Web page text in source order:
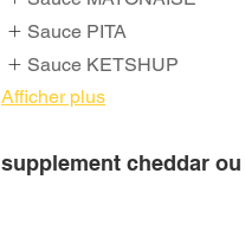
Sauce PITA
Sauce KETSHUP
Afficher plus
supplement cheddar